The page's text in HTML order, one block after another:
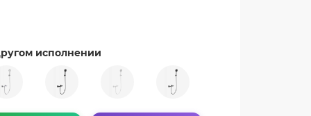
исполнении